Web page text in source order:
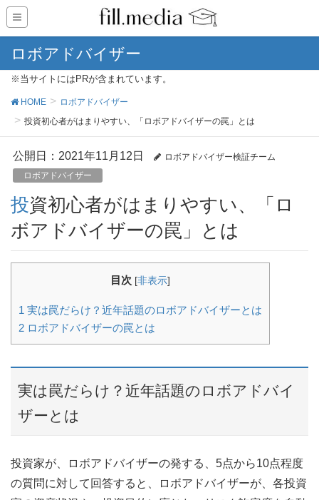
ロボアドバイザー
※当サイトにはPRが含まれています。
HOME
ロボアドバイザー
投資初心者がはまりやすい、「ロボアドバイザーの罠」とは
公開日： 2021年11月12日
ロボアドバイザー検証チーム
ロボアドバイザー
投資初心者がはまりやすい、「ロ
ボアドバイザーの罠」とは
目次 [非表示]
1 実は罠だらけ？近年話題のロボアドバイザーとは
2 ロボアドバイザーの罠とは
実は罠だらけ？近年話題のロボアドバイ
ザーとは
投資家が、ロボアドバイザーの発する、5点から10点程度
の質問に対して回答すると、ロボアドバイザーが、各投資